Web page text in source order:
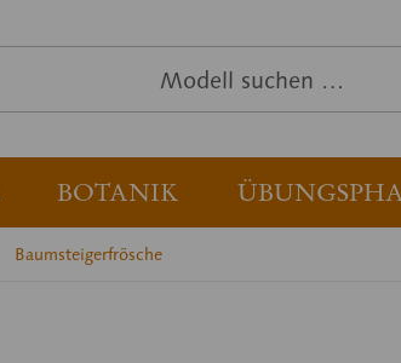
BOTANIK
Baumsteigerfrösche